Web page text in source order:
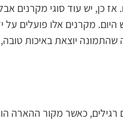
אז כן, יש עוד סוגי
מקרנים אלו פועלים